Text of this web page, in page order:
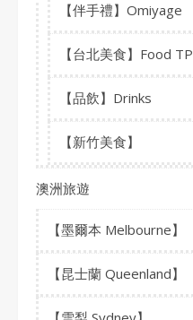
【伴手禮】Omiyage
【台北美食】Food TP
【品飲】Drinks
【新竹美食】
澳洲旅遊
【墨爾本 Melbourne】
【昆士蘭 Queenland】